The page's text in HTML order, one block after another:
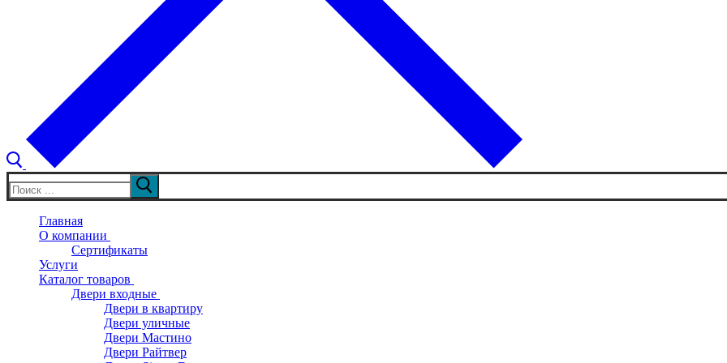
Искать:
Главная
О компании
Сертификаты
Услуги
Каталог товаров
Двери входные
Двери в квартиру
Двери уличные
Двери Мастино
Двери Райтвер